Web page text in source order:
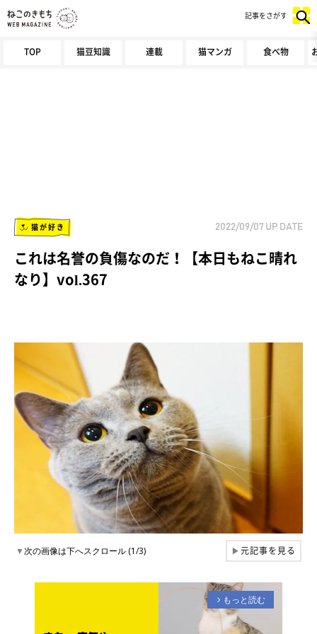
TOP 猫豆知識 連載 猫マンガ 食べ物
記事をさがす
猫が好き 2022/09/07 UP DATE
これは名誉の負傷なのだ！【本日もねこ晴れ
なり】vol.367
▼次の画像は下へスクロール (1/3) ▶元記事を見る
arrow_forward_ios もっと読む